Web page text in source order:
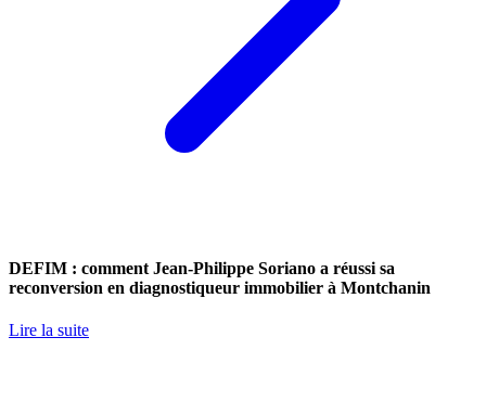
DEFIM : comment Jean-Philippe Soriano a réussi sa
reconversion en diagnostiqueur immobilier à Montchanin
Lire la suite